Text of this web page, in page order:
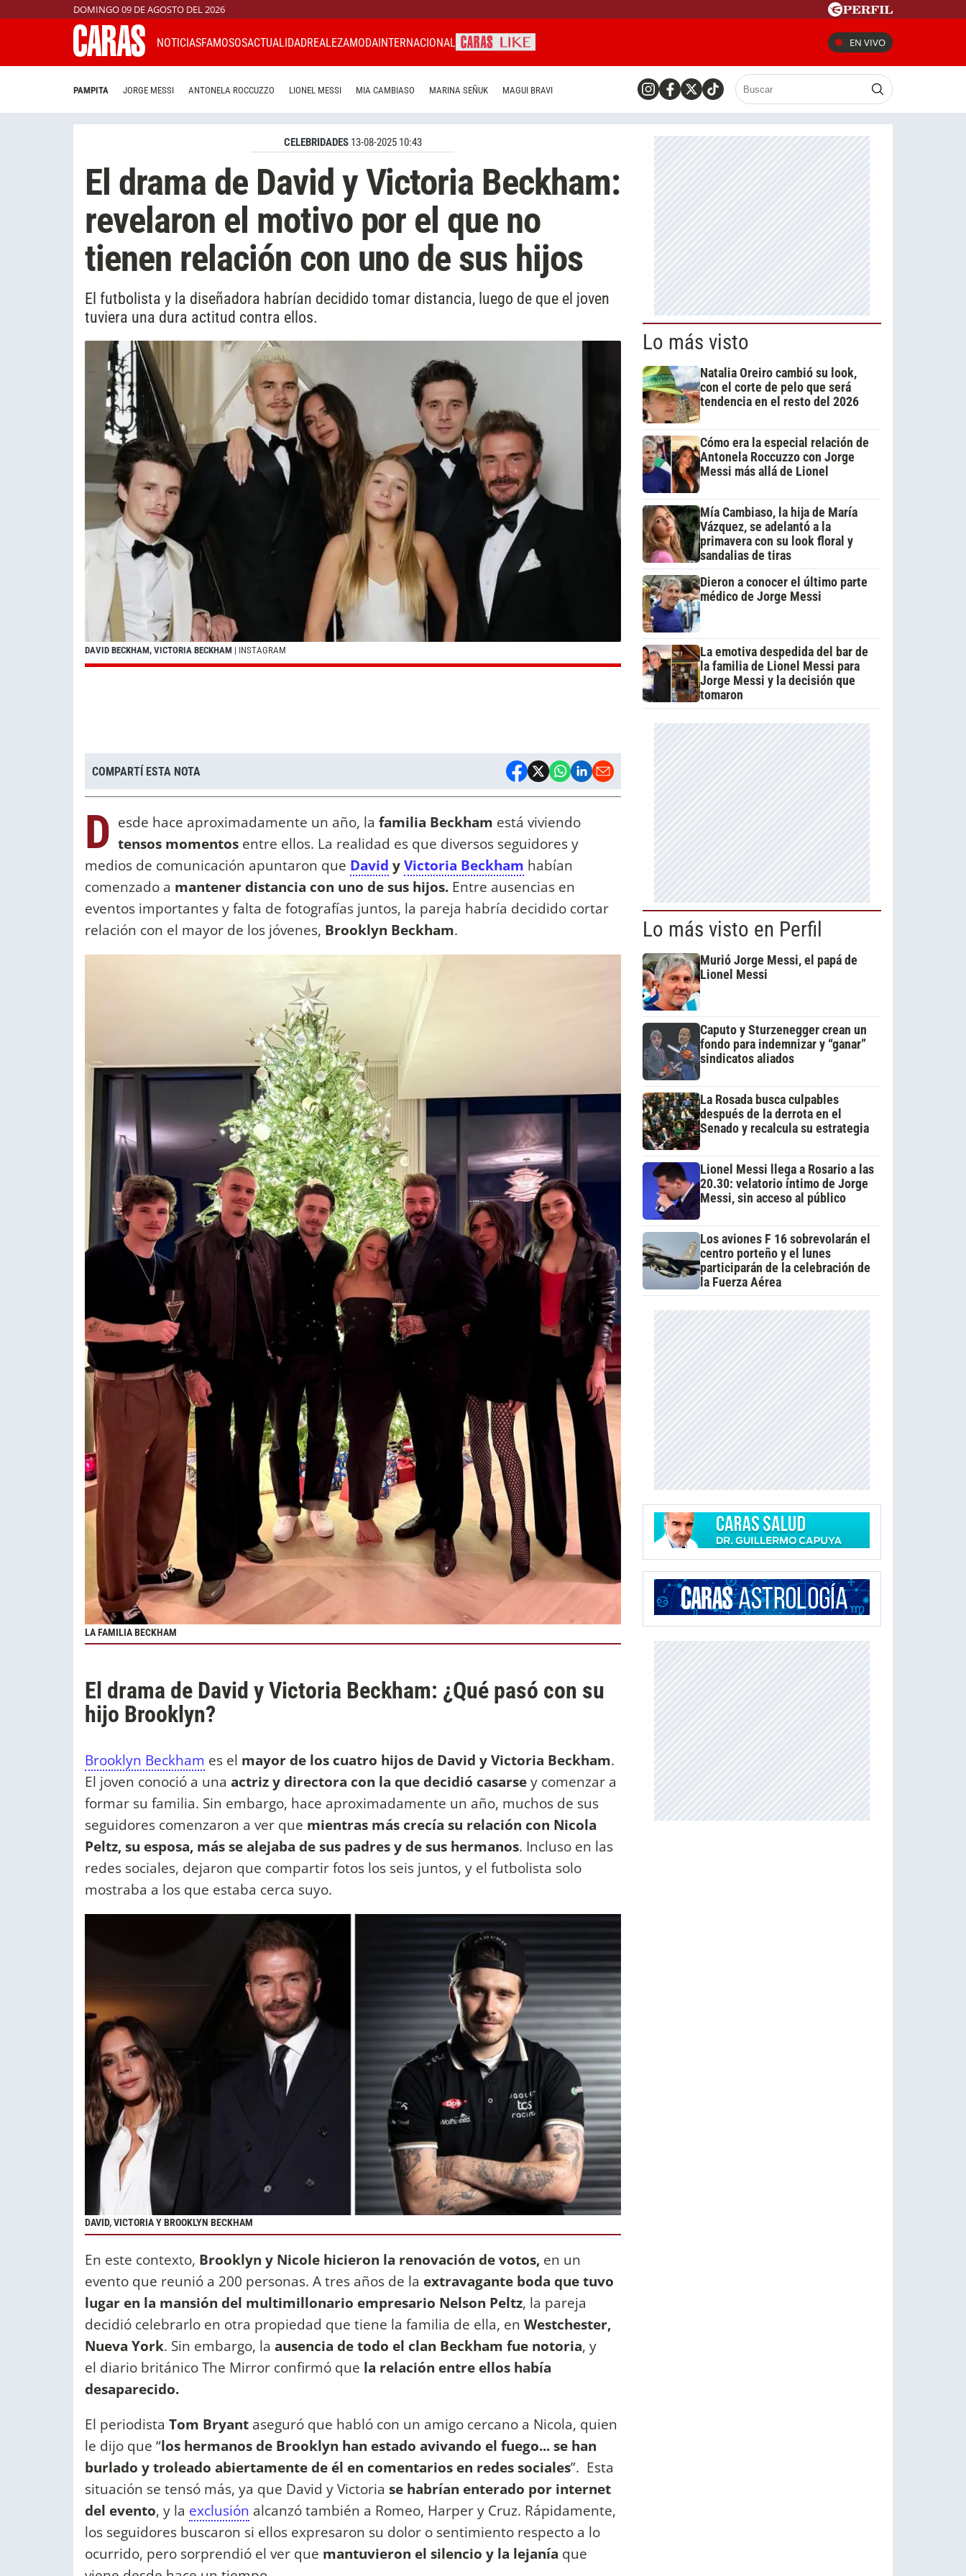
DOMINGO 09 DE AGOSTO DEL 2026
NOTICIASFAMOSOSACTUALIDADREALEZAMODAINTERNACIONAL EN VIVO
PAMPITA JORGE MESSI ANTONELA ROCCUZZO LIONEL MESSI MIA CAMBIASO MARINA SEÑUK MAGUI BRAVI
CELEBRIDADES 13-08-2025 10:43
El drama de David y Victoria Beckham:
revelaron el motivo por el que no
tienen relación con uno de sus hijos
El futbolista y la diseñadora habrían decidido tomar distancia, luego de que el joven
tuviera una dura actitud contra ellos.
DAVID BECKHAM, VICTORIA BECKHAM | INSTAGRAM
COMPARTÍ ESTA NOTA
D esde hace aproximadamente un año, la familia Beckham está viviendo
tensos momentos entre ellos. La realidad es que diversos seguidores y
medios de comunicación apuntaron que David yVictoria Beckham habían
comenzado a mantener distancia con uno de sus hijos. Entre ausencias en
eventos importantes y falta de fotografías juntos, la pareja habría decidido cortar
relación con el mayor de los jóvenes, Brooklyn Beckham.
LA FAMILIA BECKHAM
El drama de David y Victoria Beckham: ¿Qué pasó con su
hijo Brooklyn?
Brooklyn Beckham es el mayor de los cuatro hijos de David y Victoria Beckham.
El joven conoció a una actriz y directora con la que decidió casarsey comenzar a
formar su familia. Sin embargo, hace aproximadamente un año, muchos de sus
seguidores comenzaron a ver que mientras más crecía su relación con Nicola
Peltz, su esposa, más se alejaba de sus padres y de sus hermanos. Incluso en las
redes sociales, dejaron que compartir fotos los seis juntos, y el futbolista solo
mostraba a los que estaba cerca suyo.
DAVID, VICTORIA Y BROOKLYN BECKHAM
En este contexto, Brooklyn y Nicole hicieron la renovación de votos, en un
evento que reunió a 200 personas. A tres años de la extravagante boda que tuvo
lugar en la mansión del multimillonario empresario Nelson Peltz, la pareja
decidió celebrarlo en otra propiedad que tiene la familia de ella, en Westchester,
Nueva York. Sin embargo, la ausencia de todo el clan Beckham fue notoria, y
el diario británico The Mirror confirmó que la relación entre ellos había
desaparecido.
El periodista Tom Bryant aseguró que habló con un amigo cercano a Nicola, quien
le dijo que “los hermanos de Brooklyn han estado avivando el fuego... se han
burlado y troleado abiertamente de él en comentarios en redes sociales”. Esta
situación se tensó más, ya que David y Victoria se habrían enterado por internet
del evento, y la exclusión alcanzó también a Romeo, Harper y Cruz. Rápidamente,
los seguidores buscaron si ellos expresaron su dolor o sentimiento respecto a lo
ocurrido, pero sorprendió el ver que mantuvieron el silencio y la lejanía que
Lo más visto
Natalia Oreiro cambió su look,
con el corte de pelo que será
tendencia en el resto del 2026
Cómo era la especial relación de
Antonela Roccuzzo con Jorge
Messi más allá de Lionel
Mía Cambiaso, la hija de María
Vázquez, se adelantó a la
primavera con su look floral y
sandalias de tiras
Dieron a conocer el último parte
médico de Jorge Messi
La emotiva despedida del bar de
la familia de Lionel Messi para
Jorge Messi y la decisión que
tomaron
Lo más visto en Perfil
Murió Jorge Messi, el papá de
Lionel Messi
Caputo y Sturzenegger crean un
fondo para indemnizar y “ganar”
sindicatos aliados
La Rosada busca culpables
después de la derrota en el
Senado y recalcula su estrategia
Lionel Messi llega a Rosario a las
20.30: velatorio íntimo de Jorge
Messi, sin acceso al público
Los aviones F 16 sobrevolarán el
centro porteño y el lunes
participarán de la celebración de
la Fuerza Aérea